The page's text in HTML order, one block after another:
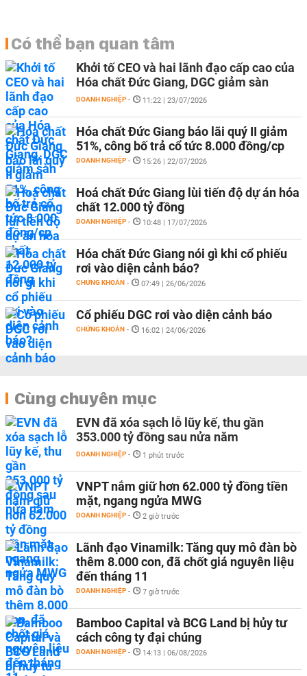
Có thể bạn quan tâm
Khởi tố CEO và hai lãnh đạo cấp cao của
Hóa chất Đức Giang, DGC giảm sàn
DOANH NGHIỆP - 11:22 | 23/07/2026
Hóa chất Đức Giang báo lãi quý II giảm
51%, công bố trả cổ tức 8.000 đồng/cp
DOANH NGHIỆP - 15:26 | 22/07/2026
Hoá chất Đức Giang lùi tiến độ dự án hóa
chất 12.000 tỷ đồng
DOANH NGHIỆP - 10:48 | 17/07/2026
Hóa chất Đức Giang nói gì khi cổ phiếu
rơi vào diện cảnh báo?
CHỨNG KHOÁN - 07:49 | 26/06/2026
Cổ phiếu DGC rơi vào diện cảnh báo
CHỨNG KHOÁN - 16:02 | 24/06/2026
Cùng chuyên mục
EVN đã xóa sạch lỗ lũy kế, thu gần
353.000 tỷ đồng sau nửa năm
DOANH NGHIỆP - 1 phút trước
VNPT nắm giữ hơn 62.000 tỷ đồng tiền
mặt, ngang ngửa MWG
DOANH NGHIỆP - 2 giờ trước
Lãnh đạo Vinamilk: Tăng quy mô đàn bò
thêm 8.000 con, đã chốt giá nguyên liệu
đến tháng 11
DOANH NGHIỆP - 7 giờ trước
Bamboo Capital và BCG Land bị hủy tư
cách công ty đại chúng
DOANH NGHIỆP - 14:13 | 06/08/2026